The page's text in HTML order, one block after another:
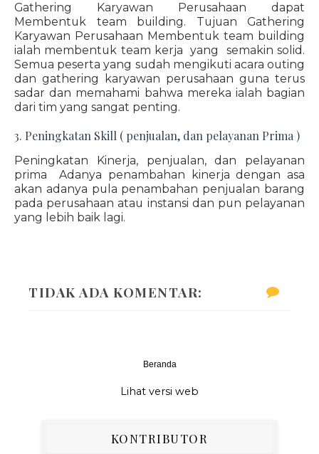
Gathering Karyawan Perusahaan dapat
Membentuk team building. Tujuan Gathering
Karyawan Perusahaan Membentuk team building
ialah membentuk team kerja yang semakin solid.
Semua peserta yang sudah mengikuti acara outing
dan gathering karyawan perusahaan guna terus
sadar dan memahami bahwa mereka ialah bagian
dari tim yang sangat penting.
3. Peningkatan Skill ( penjualan, dan pelayanan Prima )
Peningkatan Kinerja, penjualan, dan pelayanan
prima Adanya penambahan kinerja dengan asa
akan adanya pula penambahan penjualan barang
pada perusahaan atau instansi dan pun pelayanan
yang lebih baik lagi.
TIDAK ADA KOMENTAR:
Beranda
Lihat versi web
KONTRIBUTOR